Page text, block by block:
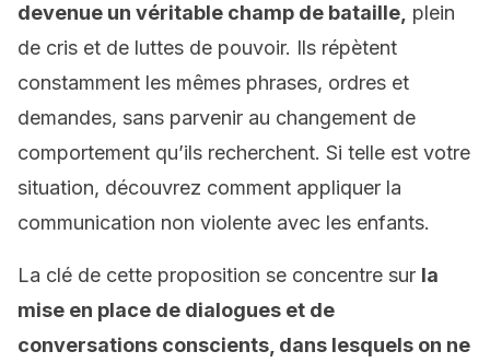
devenue un véritable champ de bataille, plein
de cris et de luttes de pouvoir. Ils répètent
constamment les mêmes phrases, ordres et
demandes, sans parvenir au changement de
comportement qu’ils recherchent. Si telle est votre
situation, découvrez comment appliquer la
communication non violente avec les enfants.
La clé de cette proposition se concentre sur la
mise en place de dialogues et de
conversations conscients, dans lesquels on ne